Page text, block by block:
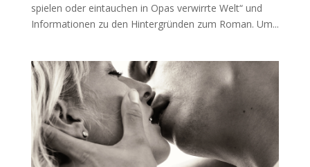
spielen oder eintauchen in Opas verwirrte Welt“ und
Informationen zu den Hintergründen zum Roman. Um...